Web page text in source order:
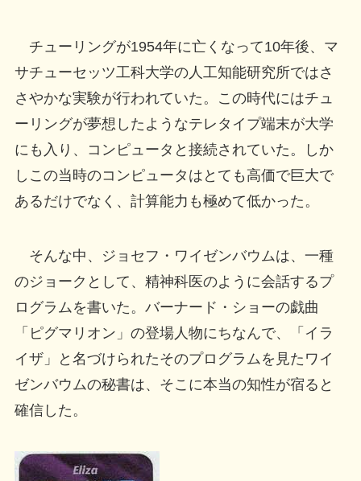
チューリングが1954年に亡くなって10年後、マ
サチューセッツ工科大学の人工知能研究所ではさ
さやかな実験が行われていた。この時代にはチュ
ーリングが夢想したようなテレタイプ端末が大学
にも入り、コンピュータと接続されていた。しか
しこの当時のコンピュータはとても高価で巨大で
あるだけでなく、計算能力も極めて低かった。
そんな中、ジョセフ・ワイゼンバウムは、一種
のジョークとして、精神科医のように会話するプ
ログラムを書いた。バーナード・ショーの戯曲
「ピグマリオン」の登場人物にちなんで、「イラ
イザ」と名づけられたそのプログラムを見たワイ
ゼンバウムの秘書は、そこに本当の知性が宿ると
確信した。